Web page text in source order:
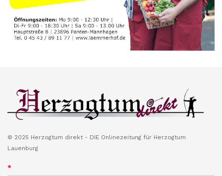
© 2025 Herzogtum direkt - DIE Onlinezeitung für Herzogtum
Lauenburg
*